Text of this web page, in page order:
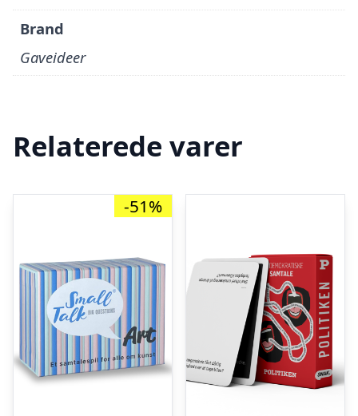
Brand
Gaveideer
Relaterede varer
-51%